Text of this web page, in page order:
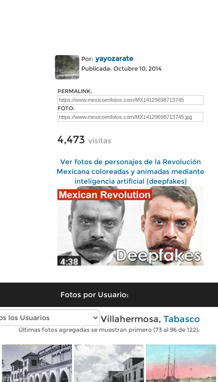
Por: yayozarate
Publicada: Octubre 10, 2014
PERMALINK:
FOTO:
4,473 visitas
Ver fotos de personajes de la Revolución
Mexicana coloreadas y animadas mediante
inteligencia artificial (deepfakes)
Fotos por Usuario:
Fotos antiguas de Villahermosa, Tabasco
Últimas fotos agregadas se muestran primero (73 al 96 de 122):